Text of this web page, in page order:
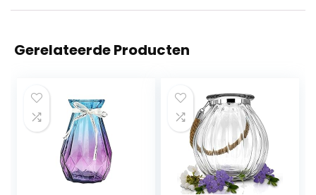
Gerelateerde Producten